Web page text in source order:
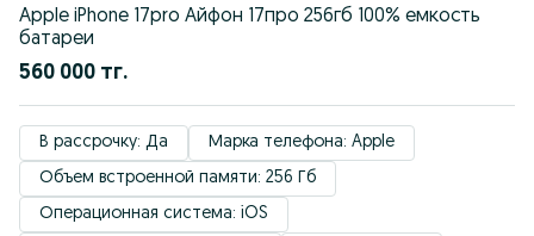
Apple iPhone 17pro Айфон 17про 256гб 100% емкость
батареи
560 000 тг.
В рассрочку: Да
Марка телефона: Apple
Объем встроенной памяти: 256 Гб
Операционная система: iOS